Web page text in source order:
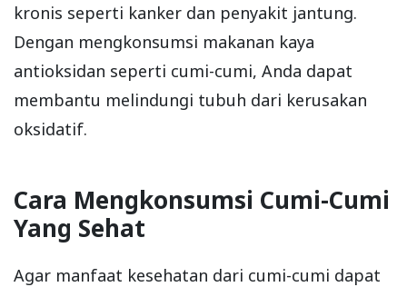
kronis seperti kanker dan penyakit jantung.
Dengan mengkonsumsi makanan kaya
antioksidan seperti cumi-cumi, Anda dapat
membantu melindungi tubuh dari kerusakan
oksidatif.
Cara Mengkonsumsi Cumi-Cumi
Yang Sehat
Agar manfaat kesehatan dari cumi-cumi dapat